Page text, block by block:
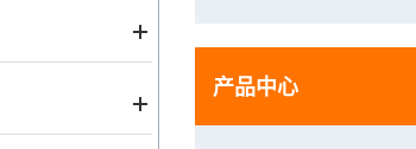
用版（适用于
产品中心